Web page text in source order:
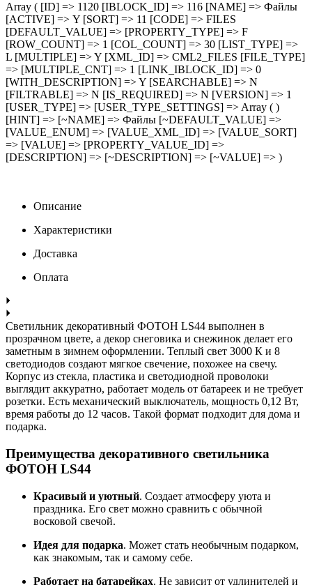
Array ( [ID] => 1120 [IBLOCK_ID] => 116 [NAME] => Файлы
[ACTIVE] => Y [SORT] => 11 [CODE] => FILES
[DEFAULT_VALUE] => [PROPERTY_TYPE] => F
[ROW_COUNT] => 1 [COL_COUNT] => 30 [LIST_TYPE] =>
L [MULTIPLE] => Y [XML_ID] => CML2_FILES [FILE_TYPE]
=> [MULTIPLE_CNT] => 1 [LINK_IBLOCK_ID] => 0
[WITH_DESCRIPTION] => Y [SEARCHABLE] => N
[FILTRABLE] => N [IS_REQUIRED] => N [VERSION] => 1
[USER_TYPE] => [USER_TYPE_SETTINGS] => Array ( )
[HINT] => [~NAME] => Файлы [~DEFAULT_VALUE] =>
[VALUE_ENUM] => [VALUE_XML_ID] => [VALUE_SORT]
=> [VALUE] => [PROPERTY_VALUE_ID] =>
[DESCRIPTION] => [~DESCRIPTION] => [~VALUE] => )
Описание
Характеристики
Доставка
Оплата
Светильник декоративный ФОТОН LS44 выполнен в
прозрачном цвете, а декор снеговика и снежинок делает его
заметным в зимнем оформлении. Теплый свет 3000 К и 8
светодиодов создают мягкое свечение, похожее на свечу.
Корпус из стекла, пластика и светодиодной проволоки
выглядит аккуратно, работает модель от батареек и не требует
розетки. Есть механический выключатель, мощность 0,12 Вт,
время работы до 12 часов. Такой формат подходит для дома и
подарка.
Преимущества декоративного светильника
ФОТОН LS44
Красивый и уютный. Создает атмосферу уюта и
праздника. Его свет можно сравнить с обычной
восковой свечой.
Идея для подарка. Может стать необычным подарком,
как знакомым, так и самому себе.
Работает на батарейках. Не зависит от удлинителей и